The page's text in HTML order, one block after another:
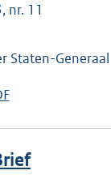
nr. 11
Staten-Generaal